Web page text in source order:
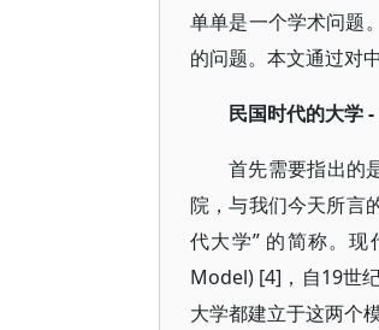
单单是一个学术问题
的问题。本文通过对
民国时代的大学
首先需要指出的
院，与我们今天所言
代大学” 的简称。
Model) [4]，自19世
大学都建立于这两个